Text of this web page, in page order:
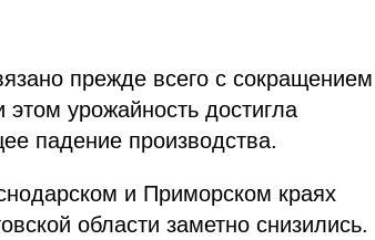
прежде всего с сокращением
урожайность достигла
падение производства.
и Приморском краях
области заметно снизились.